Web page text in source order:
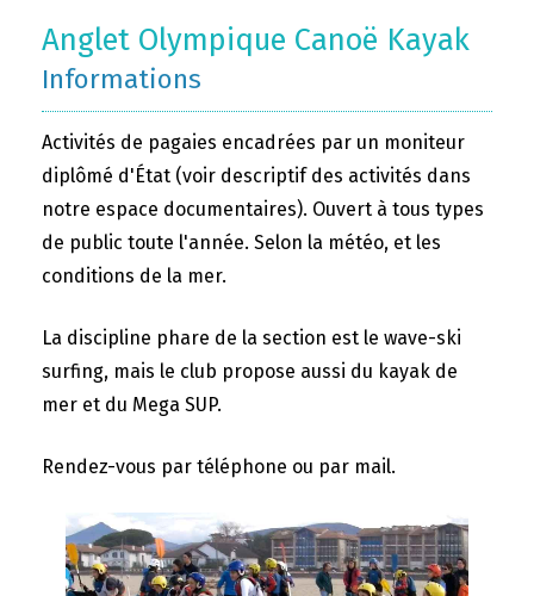
Anglet Olympique Canoë Kayak
Informations
Activités de pagaies encadrées par un moniteur
diplômé d'État (voir descriptif des activités dans
notre espace documentaires). Ouvert à tous types
de public toute l'année. Selon la météo, et les
conditions de la mer.
La discipline phare de la section est le wave-ski
surfing, mais le club propose aussi du kayak de
mer et du Mega SUP.
Rendez-vous par téléphone ou par mail.